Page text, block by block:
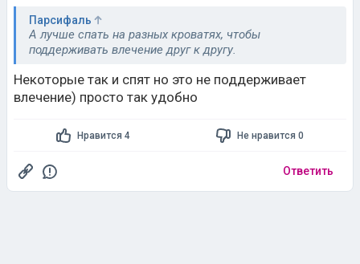
Парсифаль
А лучше спать на разных кроватях, чтобы
поддерживать влечение друг к другу.
Некоторые так и спят но это не поддерживает
влечение) просто так удобно
Нравится 4 Не нравится 0
Ответить